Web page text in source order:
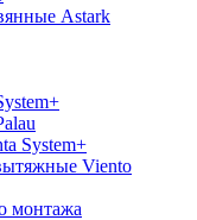
Astark
System+
Viento
монтажа